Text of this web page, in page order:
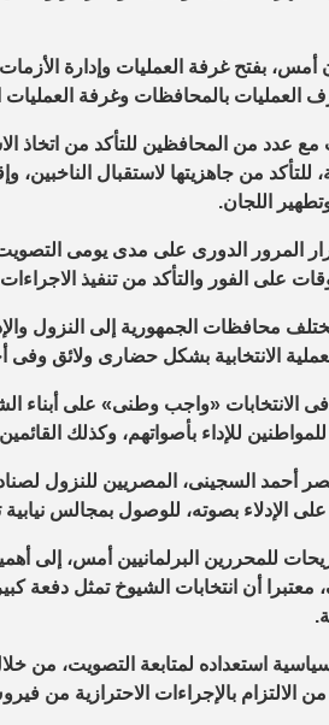
بفتح غرفة العمليات وإدارة
العمليات بالمحافظات وغرفة
عدد من المحافظين للتأكد من اتخاذ
للتأكد من جاهزيتها لاستقبال
اللجان.
المرور الدورى على مدى يومى
على الفور والتأكد من تنفيذ
محافظات الجمهورية إلى النزول
الانتخابية بشكل حضارى ولائق وفى
الانتخابات «واجب وطنى» على أبناء
للإداء بأصواتهم، وكذلك
أحمد السجينى، المصريين للنزول
الإدلاء بصوته، للوصول بمجالس
للمحررين البرلمانيين أمس، إلى
أن انتخابات الشيوخ تمثل دفعة
استعداده لمتابعة التصويت، من
من الالتزام بالإجراءات الاحترازية من